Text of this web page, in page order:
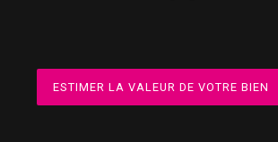
ESTIMER LA VALEUR DE VOTRE BIEN